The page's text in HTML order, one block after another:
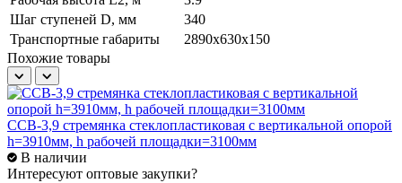
Шаг ступеней D, мм
340
Транспортные габариты
2890x630x150
Похожие товары
ССВ-3,9 стремянка стеклопластиковая с вертикальной опорой
h=3910мм, h рабочей площадки=3100мм
В наличии
Интересуют оптовые закупки?